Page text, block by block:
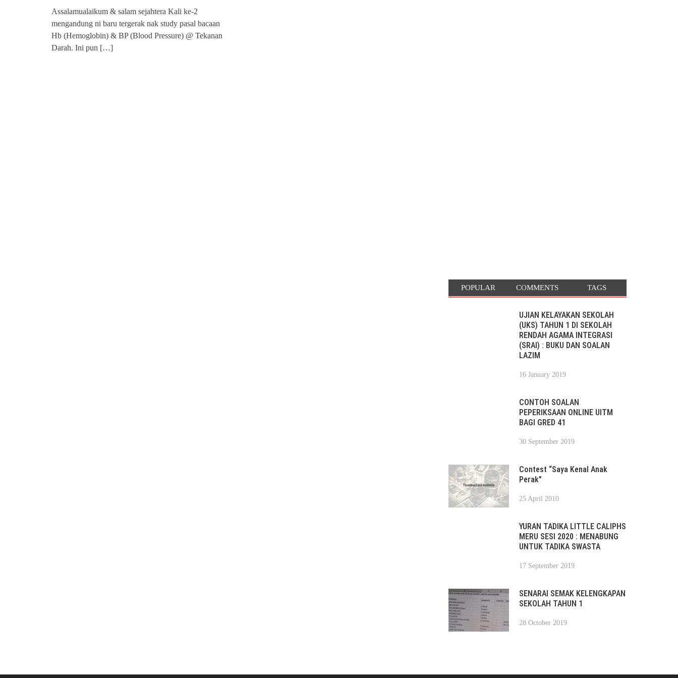
Assalamualaikum & salam sejahtera Kali ke-2
mengandung ni baru tergerak nak study pasal bacaan
Hb (Hemoglobin) & BP (Blood Pressure) @ Tekanan
Darah. Ini pun […]
POPULAR COMMENTS TAGS
UJIAN KELAYAKAN SEKOLAH
(UKS) TAHUN 1 DI SEKOLAH
RENDAH AGAMA INTEGRASI
(SRAI) : BUKU DAN SOALAN
LAZIM
16 January 2019
CONTOH SOALAN
PEPERIKSAAN ONLINE UITM
BAGI GRED 41
30 September 2019
Contest “Saya Kenal Anak
Perak”
25 April 2010
YURAN TADIKA LITTLE CALIPHS
MERU SESI 2020 : MENABUNG
UNTUK TADIKA SWASTA
17 September 2019
SENARAI SEMAK KELENGKAPAN
SEKOLAH TAHUN 1
28 October 2019